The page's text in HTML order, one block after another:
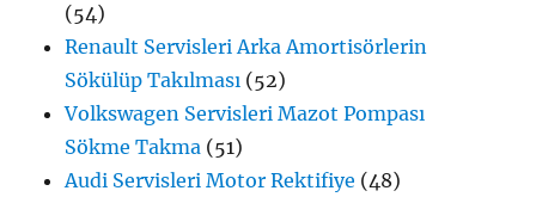
(54)
Renault Servisleri Arka Amortisörlerin
Sökülüp Takılması (52)
Volkswagen Servisleri Mazot Pompası
Sökme Takma (51)
Audi Servisleri Motor Rektifiye (48)